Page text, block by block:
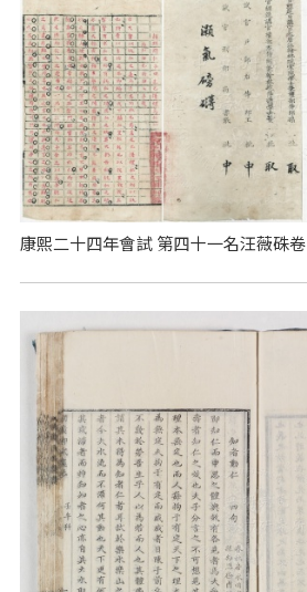
康熙二十四年會試 第四十一名汪薇硃卷